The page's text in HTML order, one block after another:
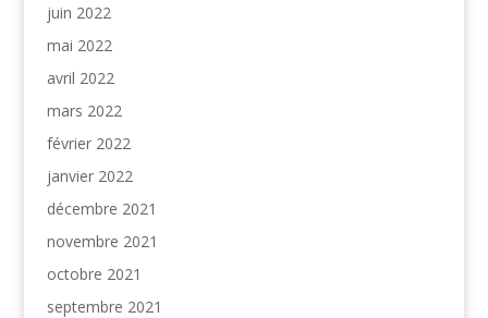
juin 2022
mai 2022
avril 2022
mars 2022
février 2022
janvier 2022
décembre 2021
novembre 2021
octobre 2021
septembre 2021